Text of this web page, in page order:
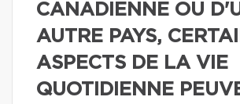
CANADIENNE OU
AUTRE PAYS,
ASPECTS DE LA VIE
QUOTIDIENNE